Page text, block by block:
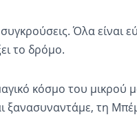
Όλα είναι
το δρόμο.
κόσμο του μικρού
ξανασυναντάμε, τη